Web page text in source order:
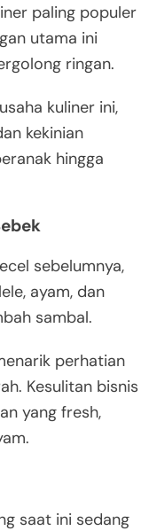
paling populer
utama ini
ringan.
kuliner ini,
kekinian
hingga
sebelumnya,
ayam, dan
sambal.
perhatian
Kesulitan bisnis
yang fresh,
saat ini sedang